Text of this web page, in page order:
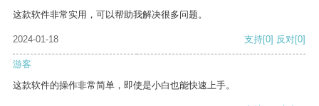
这款软件非常实用，可以帮助我解决很多问题。
2024-01-18 支持[0] 反对[0]
游客
这款软件的操作非常简单，即使是小白也能快速上手。